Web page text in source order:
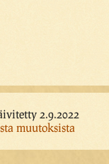
2.9.2022
muutoksista